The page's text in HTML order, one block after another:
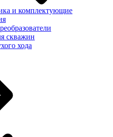
и комплектующие
скважин
хода